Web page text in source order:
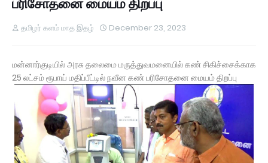
தமிழர் களம் மாத இதழ் December 23, 2023
மன்னார்குடியில் அரசு தலைமை மருத்துவமனையில் கண் சிகிச்சைக்காக
25 லட்சம் ரூபாய் மதிப்பீட்டில் நவீன கண் பரிசோதனை மையம் திறப்பு